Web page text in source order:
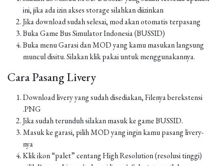
ini, jika ada izin akses storage silahkan diizinkan
Jika download sudah selesai, mod akan otomatis terpasang
Buka Game Bus Simulator Indonesia (BUSSID)
Buka menu Garasi dan MOD yang kamu masukan langsung
muncul disitu. Silakan klik pakai untuk menggunakannya.
Cara Pasang Livery
Download livery yang sudah disediakan, Filenya berekstensi
.PNG
Jika sudah terunduh silakan masuk ke game BUSSID.
Masuk ke garasi, pilih MOD yang ingin kamu pasang livery-
nya
Klik ikon “palet” centang High Resolution (resolusi tinggi)